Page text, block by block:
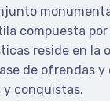
compuesta
reside en la
de ofrendas
y conquistas.